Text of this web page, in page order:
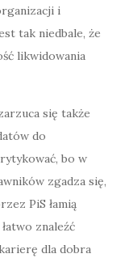
i
tak niedbale, że
likwidowania
się także
do
bo w
zgadza się,
PiS łamią
znaleźć
dla dobra